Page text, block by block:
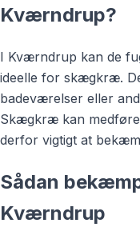
Kværndrup?
I Kværndrup kan de
ideelle for skægkræ.
badeværelser eller
Skægkræ kan
derfor vigtigt at
Sådan
Kværndrup